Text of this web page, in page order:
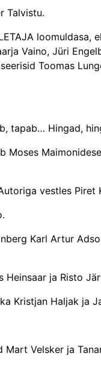
Talvistu.
loomuldasa,
Vaino, Jüri
Toomas
tapab… Hingad,
Maimonidese
vestles Piret
Karl Artur
Heinsaar ja Risto
Kristjan Haljak ja
Velsker ja